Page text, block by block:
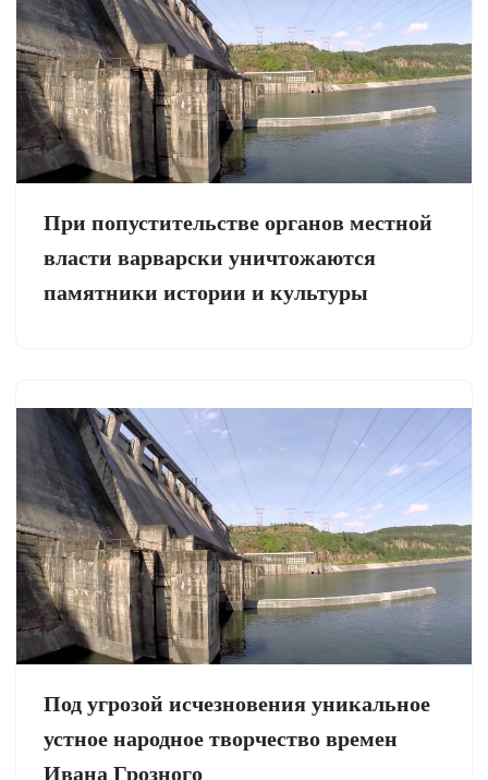
При попустительстве органов местной
власти варварски уничтожаются
памятники истории и культуры
Под угрозой исчезновения уникальное
устное народное творчество времен
Ивана Грозного